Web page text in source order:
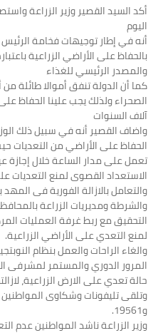
أكد السيد القصير وزير الزراعة
اليوم
أنه في إطار توجيهات فخامة
بالحفاظ على الأراضي الزراعية
والمصدر الرئيسي للغذاء
كما أن الدولة تنفق أموالا طائلة
الصحراء ولذلك يجب علينا الحفاظ
آلاف السنوات
واضاف القصير أنه في سبيل ذلك
الحفاظ على الأراضي من التعديات
تعمل على مدار الساعة خلال إجازة
الاستعداد القصوى لمنع التعديات
والتعامل بالازالة الفورية فى
والشرطة ومديريات الزراعة
التحقيق مع ربط غرفة العمليات
لمنع التعدي على الأراضي الزراعية.
والغاء الراحات والعمل بنظام
المرور الدوري والمستمر لمشرفى
حالة تعدي على الارض الزراعية،
و19561.
وزير الزراعة ناشد المواطنين عدم